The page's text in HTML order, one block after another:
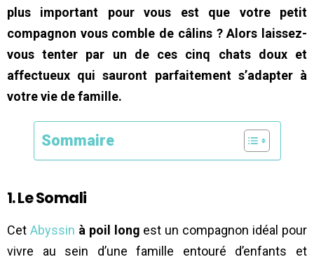
plus important pour vous est que votre petit
compagnon vous comble de câlins ? Alors laissez-
vous tenter par un de ces cinq chats doux et
affectueux qui sauront parfaitement s’adapter à
votre vie de famille.
Sommaire
1. Le Somali
Cet Abyssin à poil long est un compagnon idéal pour
vivre au sein d’une famille entouré d’enfants et